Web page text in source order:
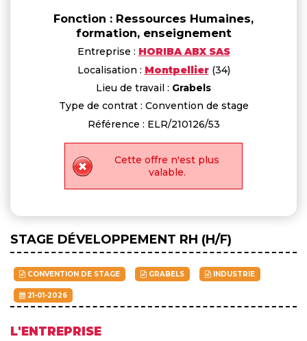
Fonction : Ressources Humaines,
formation, enseignement
Entreprise : HORIBA ABX SAS
Localisation : Montpellier(34)
Lieu de travail : Grabels
Type de contrat : Convention de stage
Référence : ELR/210126/53
Cette offre n'est plus
valable.
STAGE DÉVELOPPEMENT RH (H/F)
CONVENTION DE STAGE GRABELS INDUSTRIE
21-01-2026
L'ENTREPRISE